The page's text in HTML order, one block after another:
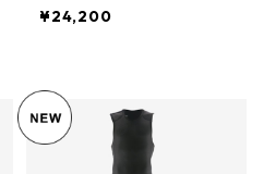
ェーン (カラー Black) P
本正規品
¥24,200